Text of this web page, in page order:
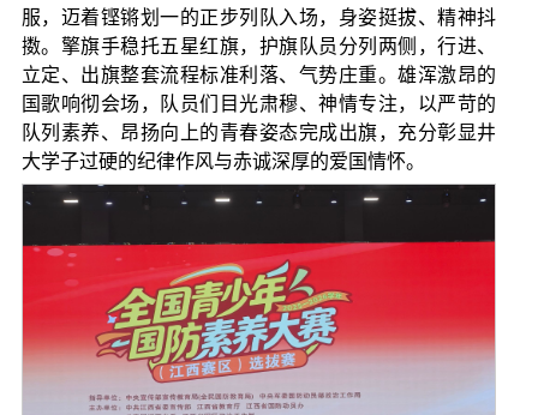
服，迈着铿锵划一的正步列队入场，身姿挺拔、精神抖
擞。擎旗手稳托五星红旗，护旗队员分列两侧，行进、
立定、出旗整套流程标准利落、气势庄重。雄浑激昂的
国歌响彻会场，队员们目光肃穆、神情专注，以严苛的
队列素养、昂扬向上的青春姿态完成出旗，充分彰显井
大学子过硬的纪律作风与赤诚深厚的爱国情怀。